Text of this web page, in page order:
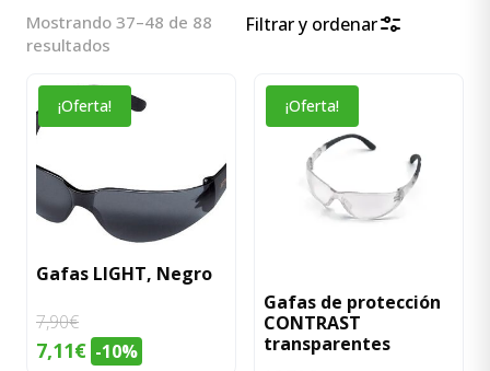
Mostrando 37–48 de 88
resultados
popularidad
Filtrar y ordenar
¡Oferta!
Gafas LIGHT, Negro
7,90€
El
7,11€El-10%
¡Oferta!
Gafas de protección
CONTRAST
transparentes